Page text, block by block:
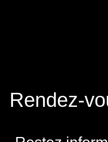
Rendez-